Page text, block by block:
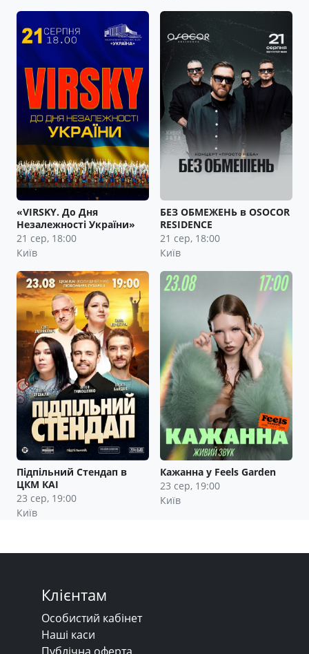
«VIRSKY. До Дня
Незалежності України»
21 сер, 18:00
Київ
БЕЗ ОБМЕЖЕНЬ в OSOCOR
RESIDENCE
21 сер, 18:00
Київ
Підпільний Стендап в
ЦКМ КАІ
23 сер, 19:00
Київ
Кажанна у Feels Garden
23 сер, 19:00
Київ
Клієнтам
Особистий кабінет
Наші каси